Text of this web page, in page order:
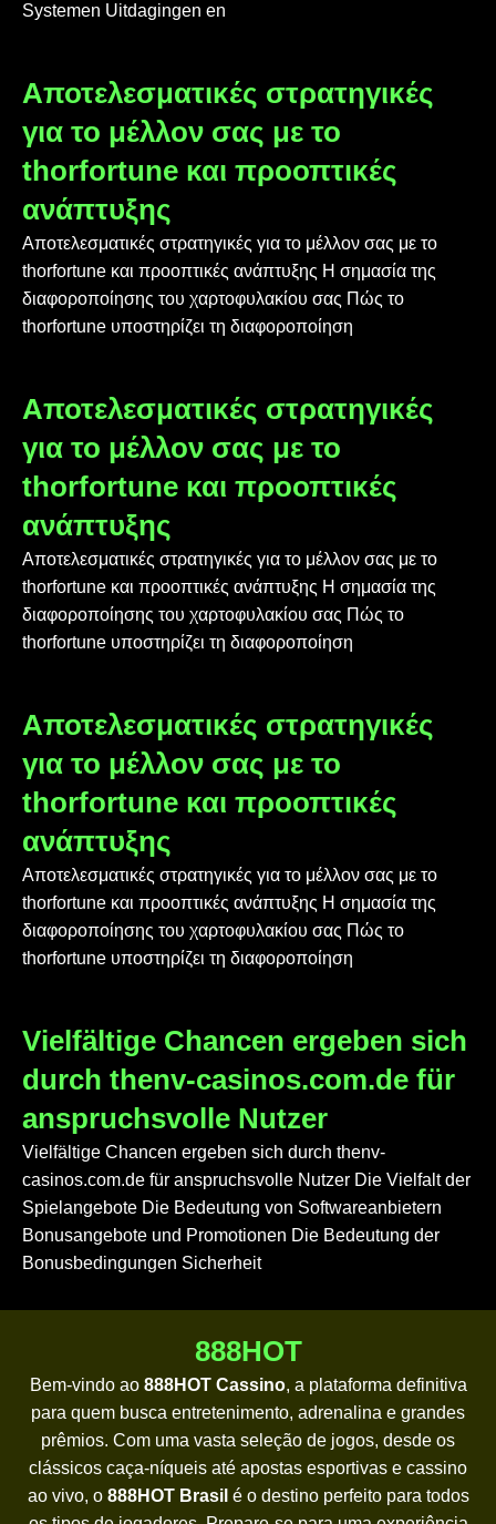
Systemen Uitdagingen en
Αποτελεσματικές στρατηγικές
για το μέλλον σας με το
thorfortune και προοπτικές
ανάπτυξης
Αποτελεσματικές στρατηγικές για το μέλλον σας με το
thorfortune και προοπτικές ανάπτυξης Η σημασία της
διαφοροποίησης του χαρτοφυλακίου σας Πώς το
thorfortune υποστηρίζει τη διαφοροποίηση
Αποτελεσματικές στρατηγικές
για το μέλλον σας με το
thorfortune και προοπτικές
ανάπτυξης
Αποτελεσματικές στρατηγικές για το μέλλον σας με το
thorfortune και προοπτικές ανάπτυξης Η σημασία της
διαφοροποίησης του χαρτοφυλακίου σας Πώς το
thorfortune υποστηρίζει τη διαφοροποίηση
Αποτελεσματικές στρατηγικές
για το μέλλον σας με το
thorfortune και προοπτικές
ανάπτυξης
Αποτελεσματικές στρατηγικές για το μέλλον σας με το
thorfortune και προοπτικές ανάπτυξης Η σημασία της
διαφοροποίησης του χαρτοφυλακίου σας Πώς το
thorfortune υποστηρίζει τη διαφοροποίηση
Vielfältige Chancen ergeben sich
durch thenv-casinos.com.de für
anspruchsvolle Nutzer
Vielfältige Chancen ergeben sich durch thenv-
casinos.com.de für anspruchsvolle Nutzer Die Vielfalt der
Spielangebote Die Bedeutung von Softwareanbietern
Bonusangebote und Promotionen Die Bedeutung der
Bonusbedingungen Sicherheit
888HOT
Bem-vindo ao 888HOT Cassino, a plataforma definitiva
para quem busca entretenimento, adrenalina e grandes
prêmios. Com uma vasta seleção de jogos, desde os
clássicos caça-níqueis até apostas esportivas e cassino
ao vivo, o 888HOT Brasil é o destino perfeito para todos